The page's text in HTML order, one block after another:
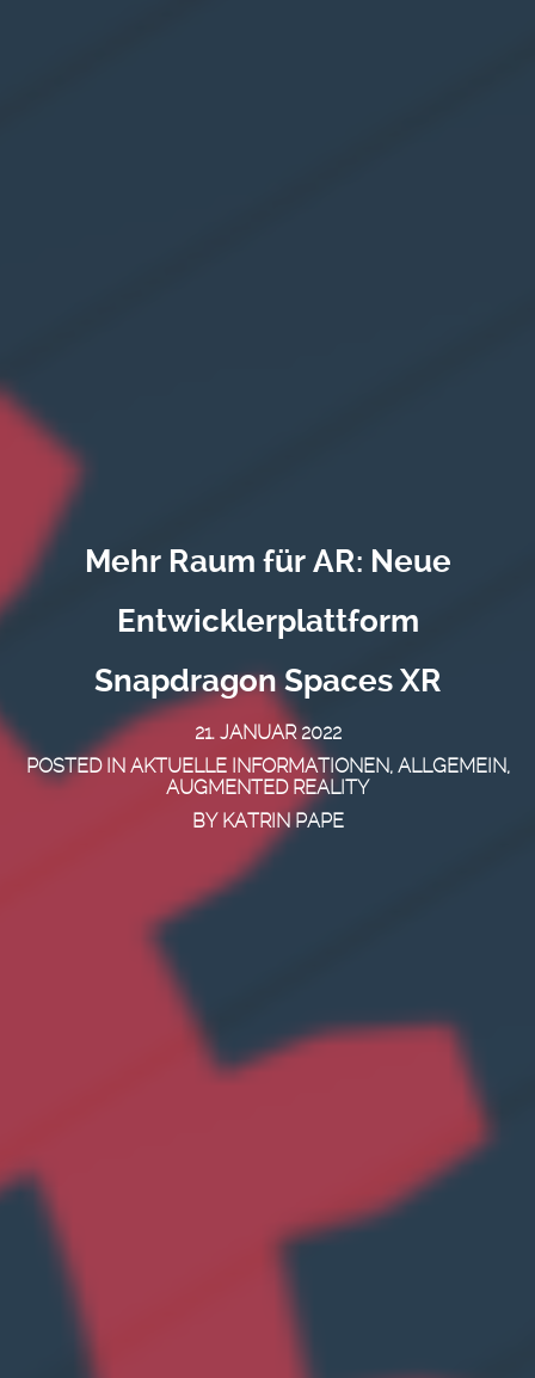
Mehr Raum für AR: Neue
Entwicklerplattform
Snapdragon Spaces XR
21. JANUAR 2022
POSTED IN AKTUELLE INFORMATIONEN, ALLGEMEIN,
AUGMENTED REALITY
BY KATRIN PAPE